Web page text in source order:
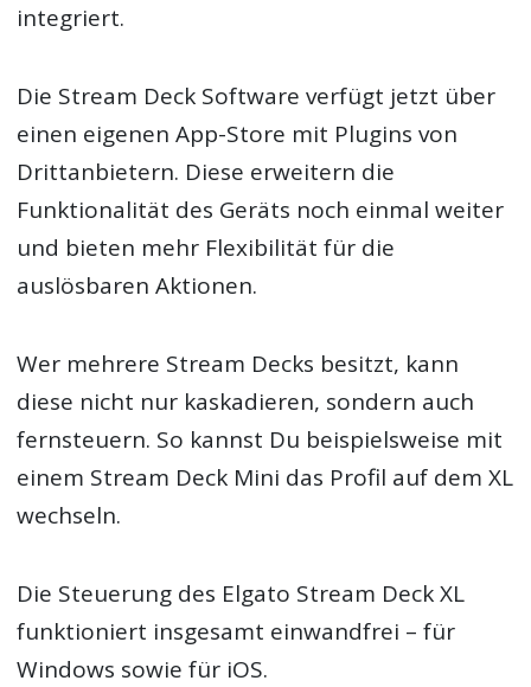
integriert.
Die Stream Deck Software verfügt jetzt über
einen eigenen App-Store mit Plugins von
Drittanbietern. Diese erweitern die
Funktionalität des Geräts noch einmal weiter
und bieten mehr Flexibilität für die
auslösbaren Aktionen.
Wer mehrere Stream Decks besitzt, kann
diese nicht nur kaskadieren, sondern auch
fernsteuern. So kannst Du beispielsweise mit
einem Stream Deck Mini das Profil auf dem XL
wechseln.
Die Steuerung des Elgato Stream Deck XL
funktioniert insgesamt einwandfrei – für
Windows sowie für iOS.